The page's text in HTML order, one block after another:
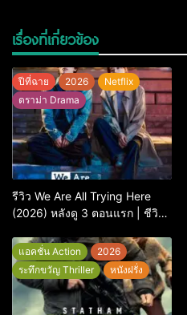
เรื่องที่เกี่ยวข้อง
ปีที่ฉาย 2026
Netflix
ดราม่า Drama
รีวิว We Are All Trying Here
(2026) หลังดู 3 ตอนแรก | ชีวิต
ไม่ถึงไหน
แอคชั่น Action
2026
ระทึกขวัญ Thriller
หนังฝรั่ง